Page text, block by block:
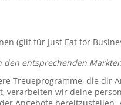
(gilt für Just Eat for
den entsprechenden
Treueprogramme, die dir
verarbeiten wir deine